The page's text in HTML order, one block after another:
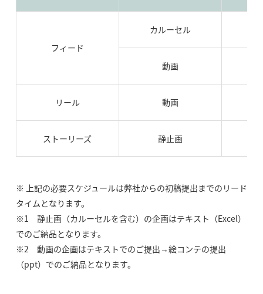
フィード
カルーセル
動画
リール 動画
ストーリーズ 静止画
※ 上記の必要スケジュールは弊社からの初稿提出までのリード
タイムとなります。
※1 静止画（カルーセルを含む）の企画はテキスト（Excel）
でのご納品となります。
※2 動画の企画はテキストでのご提出→絵コンテの提出
（ppt）でのご納品となります。